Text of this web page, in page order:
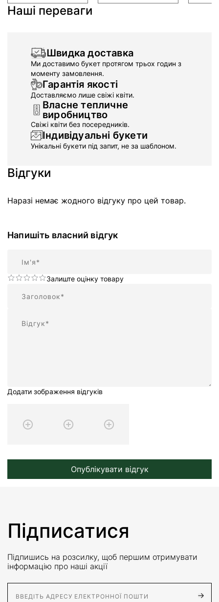
Наші переваги
Швидка доставка
Ми доставимо букет протягом трьох годин з
моменту замовлення.
Гарантія якості
Доставляємо лише свіжі квіти.
Власне тепличне
виробництво
Свіжі квіти без посередників.
Індивідуальні букети
Унікальні букети під запит, не за шаблоном.
Відгуки
Наразі немає жодного відгуку про цей товар.
Напишіть власний відгук
Залиште оцінку товару
Додати зображення відгуків
Опублікувати відгук
Підписатися
Підпишись на розсилку, щоб першим отримувати
інформацію про наші акції